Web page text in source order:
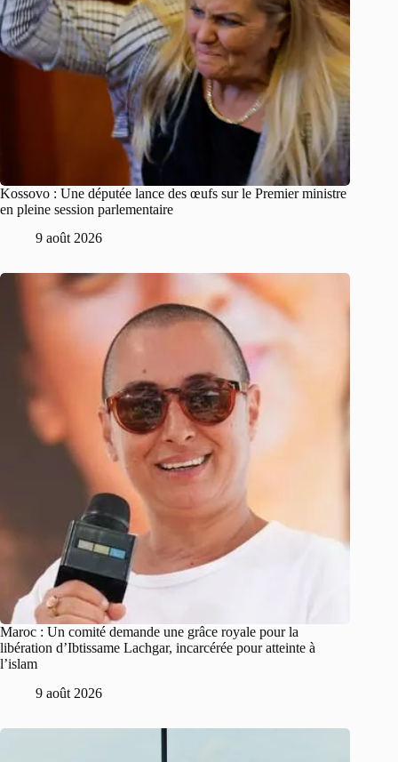
Kossovo : Une députée lance des œufs sur le Premier ministre
en pleine session parlementaire
9 août 2026
Maroc : Un comité demande une grâce royale pour la
libération d’Ibtissame Lachgar, incarcérée pour atteinte à
l’islam
9 août 2026